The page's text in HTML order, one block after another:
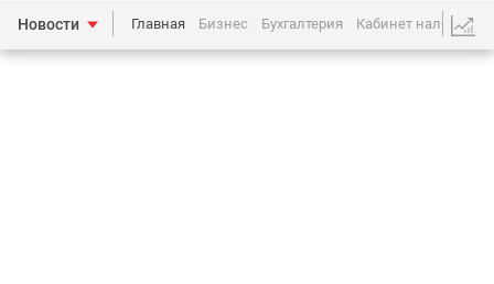
Новости Главная Бизнес Бухгалтерия Кабинет